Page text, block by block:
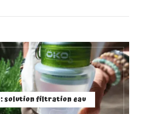
solution filtration eau